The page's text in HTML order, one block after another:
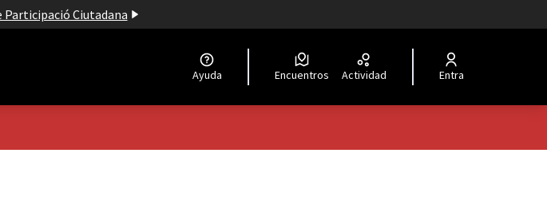
Participació Ciutadana
Ayuda Encuentros Actividad Entra